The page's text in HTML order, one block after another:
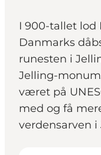
I 900-tallet lod
Danmarks
runesten i
Jelling-
været på
med og få
verdensarven i